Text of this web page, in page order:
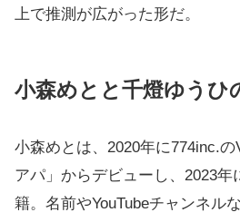
上で推測が広がった形だ。
小森めとと千燈ゆうひ
小森めとは、2020年に774inc.の
アパ」からデビューし、2023年
籍。名前やYouTubeチャンネル